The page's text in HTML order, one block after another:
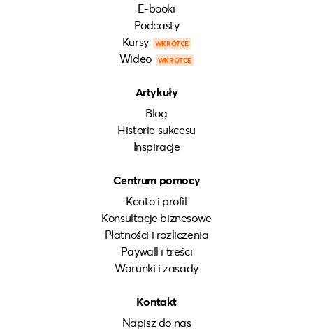
E-booki
Podcasty
Kursy
WKRÓTCE
Wideo WKRÓTCE
Artykuły
Blog
Historie sukcesu
Inspiracje
Centrum pomocy
Konto i profil
Konsultacje biznesowe
Płatności i rozliczenia
Paywall i treści
Warunki i zasady
Kontakt
Napisz do nas